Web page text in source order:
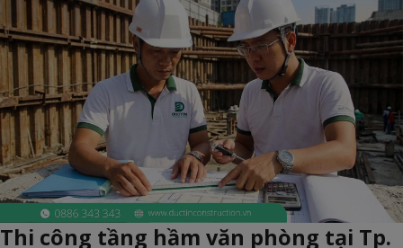
Thi công tầng hầm văn phòng tại Tp.